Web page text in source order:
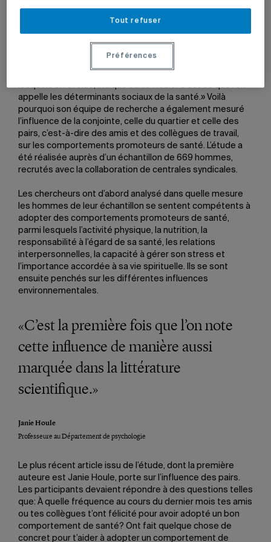
La promotion de la santé est souvent abordée sous
lesquels on évolue, indique Janie Houle. C’est ce que l’on
appelle les déterminants sociaux de la santé.» Voilà
pourquoi son équipe de recherche a également mesuré
l’influence de la conjointe, celle du quartier et celle des
pairs, c’est-à-dire des amis et des collègues de travail,
sur les comportements promoteurs de santé. L’étude a
été réalisée auprès d’un échantillon de 669 hommes,
recrutés avec la collaboration de centrales syndicales.
Les chercheurs ont d’abord analysé dans quelle mesure
les hommes de leur échantillon se sentent compétents à
adopter des comportements promoteurs de santé,
parmi lesquels l’activité physique, la nutrition, la
responsabilité à l’égard de sa santé, les relations
interpersonnelles, la capacité à gérer son stress et
l’importance accordée à sa vie spirituelle. Ils se sont
ensuite penchés sur les différentes influences
environnementales.
«C’est la première fois que l’on note
cette influence de manière aussi
marquée dans la littérature
scientifique.»
Janie Houle
Professeure au Département de psychologie
Le plus récent article issu de l’étude, dont la première
auteure est Janie Houle, porte sur l’influence des pairs.
Les participants devaient répondre à des questions telles
que: À quelle fréquence au cours du dernier mois tes amis
ou tes collègues t’ont félicité pour avoir adopté un bon
comportement de santé? Ont fait quelque chose de
concret pour t’aider à adopter un comportement de
Tout refuser
Préférences